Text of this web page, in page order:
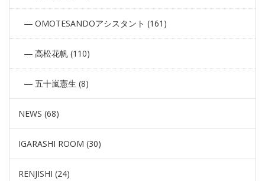
OMOTESANDOアシスタント (161)
高松花帆 (110)
五十嵐憲生 (8)
NEWS (68)
IGARASHI ROOM (30)
RENJISHI (24)